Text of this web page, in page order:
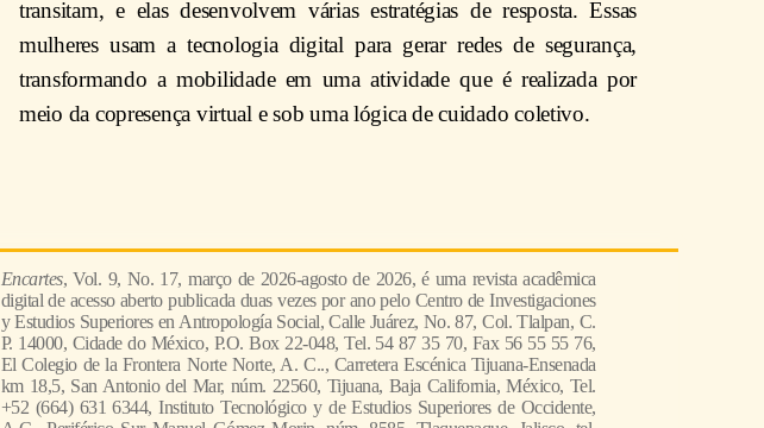
transitam, e elas desenvolvem várias estratégias de resposta. Essas
mulheres usam a tecnologia digital para gerar redes de segurança,
transformando a mobilidade em uma atividade que é realizada por
meio da copresença virtual e sob uma lógica de cuidado coletivo.
Encartes, Vol. 9, No. 17, março de 2026-agosto de 2026, é uma revista acadêmica
digital de acesso aberto publicada duas vezes por ano pelo Centro de Investigaciones
y Estudios Superiores en Antropología Social, Calle Juárez, No. 87, Col. Tlalpan, C.
P. 14000, Cidade do México, P.O. Box 22-048, Tel. 54 87 35 70, Fax 56 55 55 76,
El Colegio de la Frontera Norte Norte, A. C.., Carretera Escénica Tijuana-Ensenada
km 18,5, San Antonio del Mar, núm. 22560, Tijuana, Baja California, México, Tel.
+52 (664) 631 6344, Instituto Tecnológico y de Estudios Superiores de Occidente,